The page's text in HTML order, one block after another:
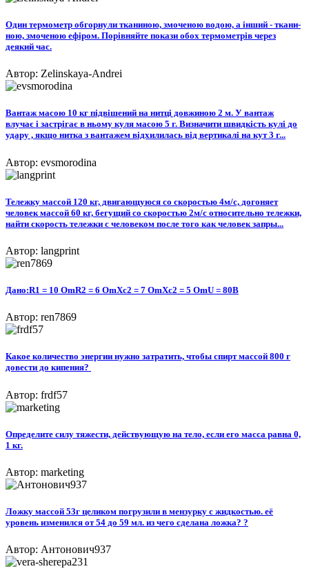
Один термометр обгорнули тканиною, змоченою водою, а інший - ткани-
ною, змоченою ефіром. Порівняйте покази обох термометрів через
деякий час.​
Автор: Zelinskaya-Andrei
Вантаж масою 10 кг підвішений на нитці довжиною 2 м. У вантаж
влучає і застрігає в ньому куля масою 5 г. Визначити швидкість кулі до
удару , якщо нитка з вантажем відхилилась від вертикалі на кут 3 г...
Автор: evsmorodina
Тележку массой 120 кг, двигающуюся со скоростью 4м/c, догоняет
человек массой 60 кг, бегущий со скоростью 2м/c относительно тележки,
найти скорость тележки с человеком после того как человек запры...
Автор: langprint
Дано:R1 = 10 OmR2 = 6 OmXc2 = 7 OmXc2 = 5 OmU = 80B
Автор: ren7869
Какое количество энергии нужно затратить, чтобы спирт массой 800 г
довести до кипения? ​
Автор: frdf57
Определите силу тяжести, действующую на тело, если его масса равна 0,
1 кг.
Автор: marketing
Ложку массой 53г целиком погрузили в мензурку с жидкостью. её
уровень изменился от 54 до 59 мл. из чего сделана ложка? ?
Автор: Антонович937